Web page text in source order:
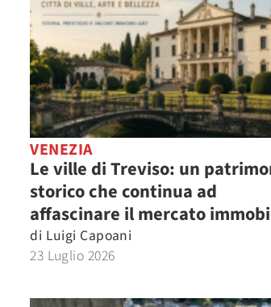
VENEZIA
Le ville di Treviso: un
storico che continua ad
affascinare il mercato
di Luigi Capoani
23 Luglio 2026